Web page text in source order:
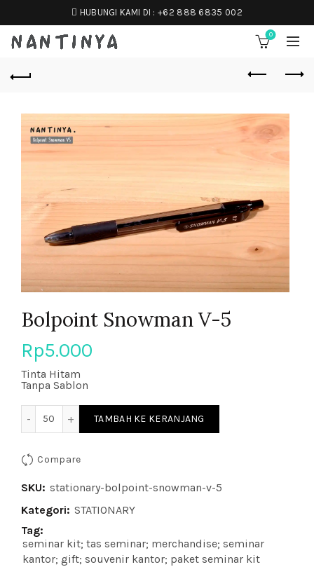
HUBUNGI KAMI DI :+62 888 6835 002
0
Bolpoint Snowman V-5
Rp5.000
Tinta Hitam
Tanpa Sablon
Kuantitas Bolpoint Snowman V-5
TAMBAH KE KERANJANG
Compare
SKU: stationary-bolpoint-snowman-v-5
Kategori: STATIONARY
Tag:
seminar kit; tas seminar; merchandise; seminar
kantor; gift; souvenir kantor; paket seminar kit